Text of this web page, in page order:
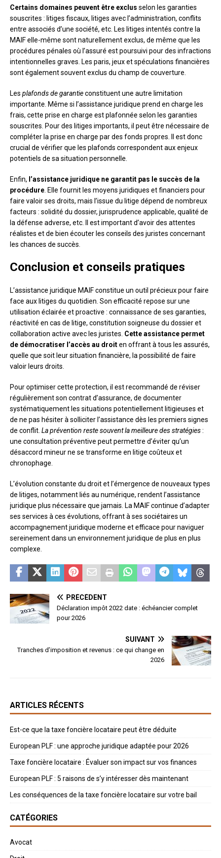
Certains domaines peuvent être exclus selon les garanties
souscrites : litiges fiscaux, litiges avec l’administration, conflits
entre associés d’une société, etc. Les litiges intentés contre la
MAIF elle-même sont naturellement exclus, de même que les
procédures pénales où l’assuré est poursuivi pour des infractions
intentionnelles graves. Les paris, jeux et spéculations financières
sont également souvent exclus du champ de couverture.
Les plafonds de garantieconstituent une autre limitation
importante. Même si l’assistance juridique prend en charge les
frais, cette prise en charge est plafonnée selon les garanties
souscrites. Pour des litiges importants, il peut être nécessaire de
compléter la prise en charge par des fonds propres. Il est donc
crucial de vérifier que les plafonds correspondent aux enjeux
potentiels de sa situation personnelle.
Enfin, l’assistance juridique ne garantit pas le succès de la
procédure. Elle fournit les moyens juridiques et financiers pour
faire valoir ses droits, mais l’issue du litige dépend de nombreux
facteurs : solidité du dossier, jurisprudence applicable, qualité de
la défense adverse, etc. Il est important d’avoir des attentes
réalistes et de bien écouter les conseils des juristes concernant
les chances de succès.
Conclusion et conseils pratiques
L’assistance juridique MAIF constitue un outil précieux pour faire
face aux litiges du quotidien. Son efficacité repose sur une
utilisation éclairée et proactive : connaissance de ses garanties,
réactivité en cas de litige, constitution soigneuse du dossier et
collaboration active avec les juristes. Cette assistance permet
de démocratiser l’accès au droiten offrant à tous les assurés,
quelle que soit leur situation financière, la possibilité de faire
valoir leurs droits.
Pour optimiser cette protection, il est recommandé de réviser
régulièrement son contrat d’assurance, de documenter
systématiquement les situations potentiellement litigieuses et
de ne pas hésiter à solliciter l’assistance dès les premiers signes
de conflit. La prévention reste souvent la meilleure des stratégies:
une consultation préventive peut permettre d’éviter qu’un
désaccord mineur ne se transforme en litige coûteux et
chronophage.
L’évolution constante du droit et l’émergence de nouveaux types
de litiges, notamment liés au numérique, rendent l’assistance
juridique plus nécessaire que jamais. La MAIF continue d’adapter
ses services à ces évolutions, offrant à ses sociétaires un
accompagnement juridique moderne et efficace pour naviguer
sereinement dans un environnement juridique de plus en plus
complexe.
PRÉCÉDENT
Déclaration impôt 2022 date : échéancier complet
pour 2026
SUIVANT
Tranches d’imposition et revenus : ce qui change en
2026
ARTICLES RÉCENTS
Est-ce que la taxe foncière locataire peut être déduite
European PLF : une approche juridique adaptée pour 2026
Taxe foncière locataire : Évaluer son impact sur vos finances
European PLF : 5 raisons de s’y intéresser dès maintenant
Les conséquences de la taxe foncière locataire sur votre bail
CATÉGORIES
Avocat